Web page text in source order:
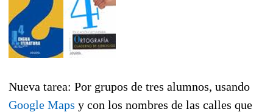
Nueva tarea: Por grupos de tres alumnos, usando
Google Maps y con los nombres de las calles que